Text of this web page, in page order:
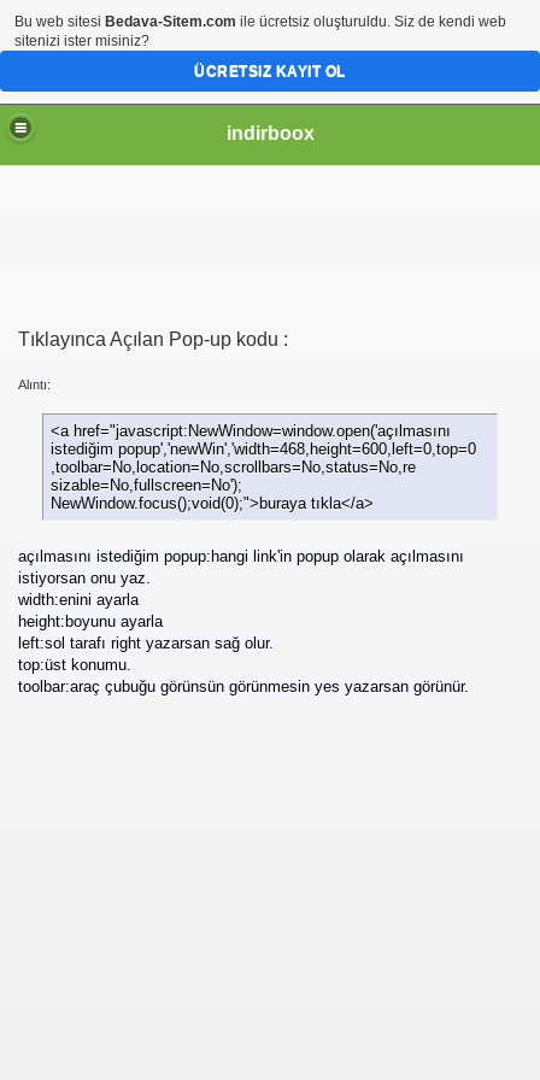
indirboox
Tıklayınca Açılan Pop-up kodu :
Alıntı:
<a href="javascript:NewWindow=window.open('açılmasını
istediğim popup','newWin','width=468,height=600,left=0,top=0
,toolbar=No,location=No,scrollbars=No,status=No,re
sizable=No,fullscreen=No');
NewWindow.focus();void(0);">buraya tıkla</a>
açılmasını istediğim popup:hangi link'in popup olarak açılmasını
istiyorsan onu yaz.
width:enini ayarla
height:boyunu ayarla
left:sol tarafı right yazarsan sağ olur.
top:üst konumu.
toolbar:araç çubuğu görünsün görünmesin yes yazarsan görünür.
Bu web sitesi Bedava-Sitem.com ile ücretsiz oluşturuldu. Siz de kendi web
sitenizi ister misiniz?
ÜCRETSIZ KAYIT OL